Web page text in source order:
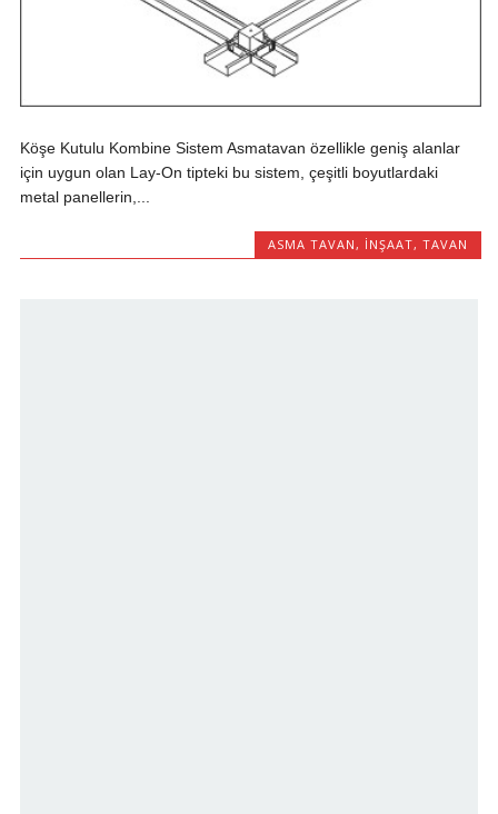
Köşe Kutulu Kombine Sistem Asmatavan özellikle geniş alanlar
için uygun olan Lay-On tipteki bu sistem, çeşitli boyutlardaki
metal panellerin,...
ASMA TAVAN, INŞAAT, TAVAN